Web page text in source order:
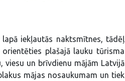
iekļautās naktsmītnes, tādēļ
plašajā lauku tūrisma
viesu un brīvdienu mājām Latvijā
mājas nosaukumam un tiek